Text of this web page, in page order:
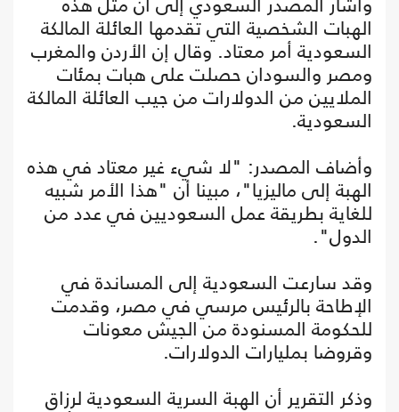
الهبات الشخصية التي تقدمها العائلة المالكة
السعودية أمر معتاد. وقال إن الأردن والمغرب
ومصر والسودان حصلت على هبات بمئات
الملايين من الدولارات من جيب العائلة المالكة
السعودية.
وأضاف المصدر: "لا شيء غير معتاد في هذه
الهبة إلى ماليزيا"، مبينا أن "هذا الأمر شبيه
للغاية بطريقة عمل السعوديين في عدد من
الدول".
وقد سارعت السعودية إلى المساندة في
الإطاحة بالرئيس مرسي في مصر، وقدمت
للحكومة المسنودة من الجيش معونات
وقروضا بمليارات الدولارات.
وذكر التقرير أن الهبة السرية السعودية لرزاق